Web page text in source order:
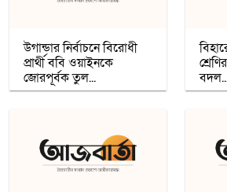
রমজান উপলক্ষে
কাশ্মীরে কলেজ বন্ধ
উগান্ডার নির্বাচনে বিরোধী
প্রার্থী ববি ওয়াইনকে
জোরপূর্বক তুল...